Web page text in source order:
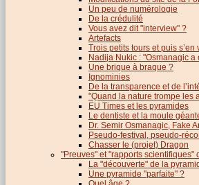
Un peu de numérologie
De la crédulité
Vous avez dit "interview" ?
Artefacts
Trois petits tours et puis s’en
Nadija Nukic : "Osmanagic
Une brique à braque ?
Ignominies
De la transparence et de
"Quand la nature trompe les
EU Times et les pyramides
Le dentiste et la moule
Dr. Semir Osmanagic, Fake
Pseudo-festival, pseudo-
Chasser le (projet) Dragon
"Preuves" et "rapports scientifiques"
La "découverte" de la
Une pyramide "parfaite" ?